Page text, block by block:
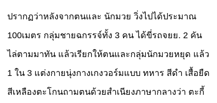
ปรากฏว่าหลังจากตนและ นักมวย วิ่งไปได้ประมาณ
100เมตร กลุ่มชายฉกรรจ์ทั้ง 3 คน ได้ขี่รถจยย. 2 คัน
ไล่ตามมาทัน แล้วเรียกให้ตนและกลุ่มนักมวยหยุด แล้ว
1 ใน 3 แต่งกายนุ่งกางเกงวอร์มแบบ ทหาร สีดำ เสื้อยืด
สีเหลืองตะโกนถามตนด้วยสำเนียงภาษากลางว่า ตะกี้